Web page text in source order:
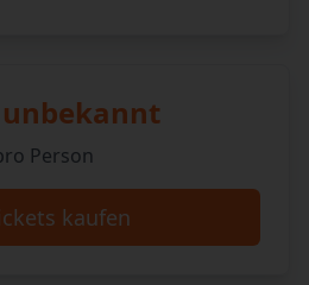
unbekannt
Person
kaufen